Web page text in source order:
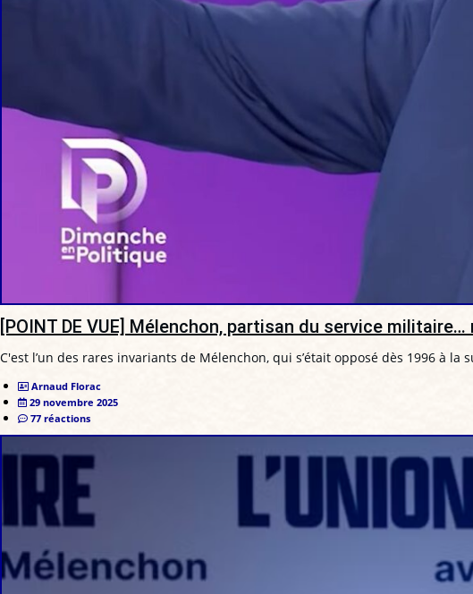
[POINT DE VUE] Mélenchon, partisan du service
C'est l’un des rares invariants de Mélenchon, qui s’était opposé dès 1996 à la
Arnaud Florac
29 novembre 2025
77 réactions